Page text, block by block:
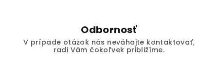
Odbornosť
V prípade otázok nás neváhajte kontaktovať,
radi Vám čokoľvek približíme.